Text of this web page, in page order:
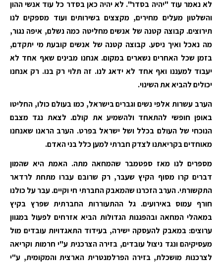
לא נאמר עוד "יהיה בסדר". לא יהיה כאן בסדר כל עוד אנשי ההון
והשלטון מעלים מחירים, מקצצים בשירותים ועוד מספקים לנו
תירוצים. קבוצה קטנה של אנשים מחליטה כמה נשלם, איפה נגור,
מה נאכל ואיך ניסע. קבוצה קטנה של אנשים קובעת מי יתקדם,
בזמן שכל האחרים נשארים במקום. אנחנו מבינים שאף אחד לא
יעבוד למעננו ואף אחד לא ידאג לנו. זה תלוי רק בנו. רק אנחנו
יכולים להביא את השינוי.
הערב עשרות אלפי נשים וגברים בישראל, כמו בעולם כולו, החליטו
באופן חופשי להתאחד ולהשמיע את קולם. לצאת נגד מצבם
הנוכחי של העולם בכלל ושל ישראל בפרט. הערב הראנו שאנחנו
מאוחדים בקריאתנו לצדק חברתי למען כלל בני האדם.
מספרים לנו מאז ספטמבר שהמחאה מתה. האמת היא שהמון
דברים קרו מסוף הקיץ שעבר, רק שרובם עברו מתחת לרדאר
התקשורתי. הערב הזכרנו שהמאבק החברתי חי וקיים. עבר על כולנו
חורף עמוס באירועים. גל ההתעוררות החברתית שפרץ בקיץ
במאהלי המחאה ובהפגנות הגדולות הביא אזרחים לפעול במגוון
ערוצים: במאבק להעסקה ישירה, בעידוד התאגדויות עובדים מול
מעסיקיהם ונגד ניצול עובדים, בזירה הצרכנית ע"י חרמות וקריאה
לצרכנות מושכלת, בזירה הפרלמנטרית הארצית והמקומית, ע"י